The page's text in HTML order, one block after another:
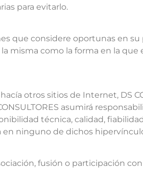
para evitarlo.
que considere oportunas en
misma como la forma en la que
otros sitios de Internet, DS
asumirá
técnica, calidad,
ninguno de dichos
fusión o participación